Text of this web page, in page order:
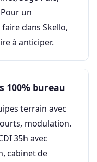
un
dans Skello,
à anticiper.
100% bureau
terrain avec
modulation.
35h avec
cabinet de